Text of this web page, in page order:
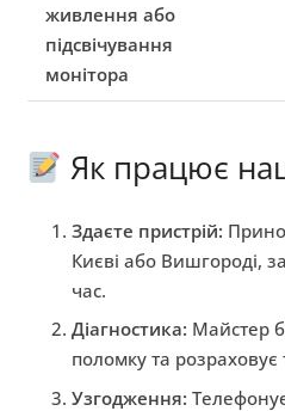
живлення або
підсвічування
монітора
Як працює
Здаєте пристрій:
Києві або Вишгороді,
час.
Діагностика: Майстер
поломку та розраховує
Узгодження: